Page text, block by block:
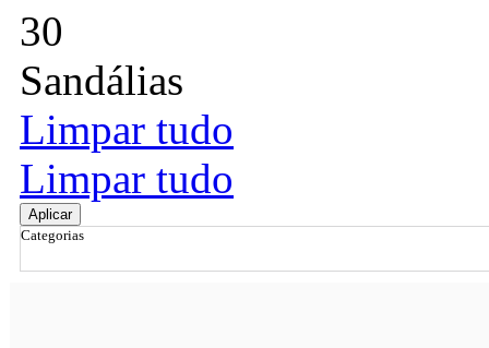
30
Sandálias
Limpar tudo
Limpar tudo
Aplicar
Categorias